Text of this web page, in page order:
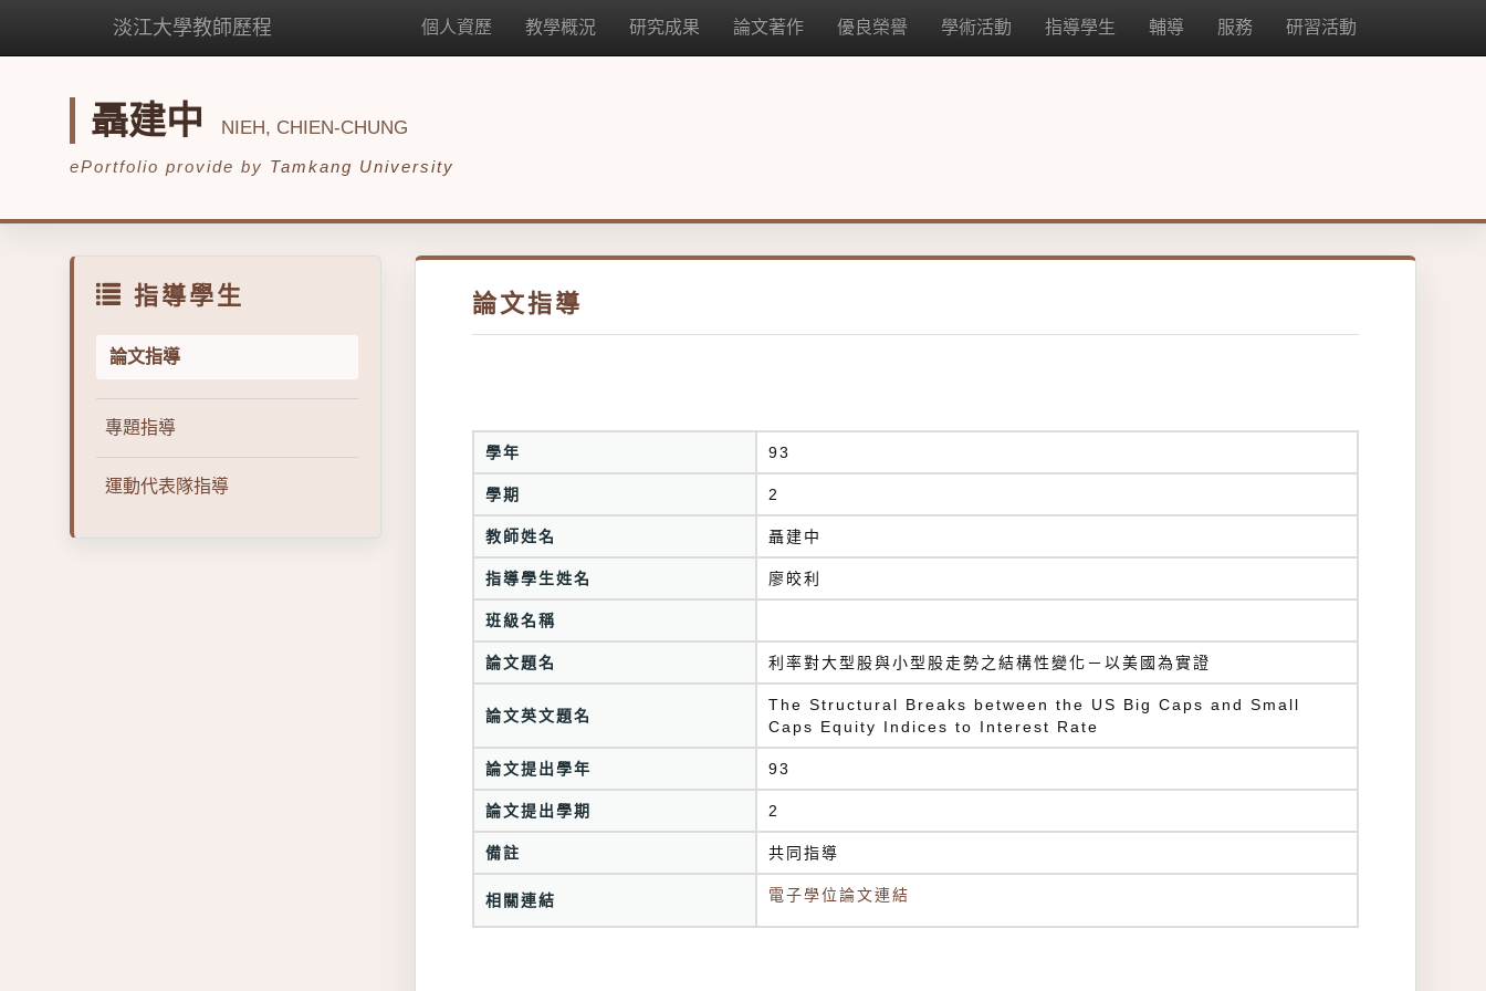
淡江大學教師歷程 個人資歷 教學概況 研究成果 論文著作 優良榮譽 學術活動 指導學生 輔導 服務 研習活動
聶建中 NIEH, CHIEN-CHUNG
ePortfolio provide by Tamkang University
指導學生
論文指導
專題指導
運動代表隊指導
論文指導
學年 93
學期 2
教師姓名 聶建中
指導學生姓名 廖皎利
班級名稱
論文題名 利率對大型股與小型股走勢之結構性變化－以美國為實證
論文英文題名
The Structural Breaks between the US Big Caps and Small
Caps Equity Indices to Interest Rate
論文提出學年 93
論文提出學期 2
備註 共同指導
相關連結 電子學位論文連結